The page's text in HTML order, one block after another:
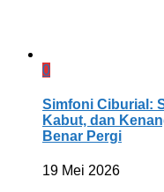
0
Simfoni Ciburial:
Kabut, dan
Benar Pergi
19 Mei 2026